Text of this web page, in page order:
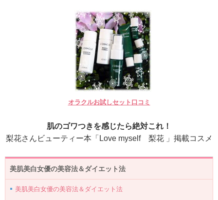
オラクルお試しセット口コミ
肌のゴワつきを感じたら絶対これ！
梨花さんビューティー本「Love myself 梨花 」掲載コスメ
美肌美白女優の美容法＆ダイエット法
美肌美白女優の美容法＆ダイエット法